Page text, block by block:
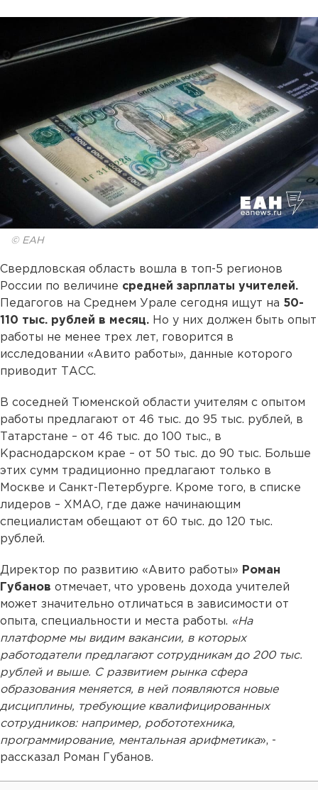
© ЕАН
Свердловская область вошла в топ-5 регионов
России по величине средней зарплаты учителей.
Педагогов на Среднем Урале сегодня ищут на 50-
110 тыс. рублей в месяц. Но у них должен быть опыт
работы не менее трех лет, говорится в
исследовании «Авито работы», данные которого
приводит ТАСС.
В соседней Тюменской области учителям с опытом
работы предлагают от 46 тыс. до 95 тыс. рублей, в
Татарстане – от 46 тыс. до 100 тыс., в
Краснодарском крае – от 50 тыс. до 90 тыс. Больше
этих сумм традиционно предлагают только в
Москве и Санкт-Петербурге. Кроме того, в списке
лидеров – ХМАО, где даже начинающим
специалистам обещают от 60 тыс. до 120 тыс.
рублей.
Директор по развитию «Авито работы» Роман
Губанов отмечает, что уровень дохода учителей
может значительно отличаться в зависимости от
опыта, специальности и места работы. «На
платформе мы видим вакансии, в которых
работодатели предлагают сотрудникам до 200 тыс.
рублей и выше. С развитием рынка сфера
образования меняется, в ней появляются новые
дисциплины, требующие квалифицированных
сотрудников: например, робототехника,
программирование, ментальная арифметика», -
рассказал Роман Губанов.